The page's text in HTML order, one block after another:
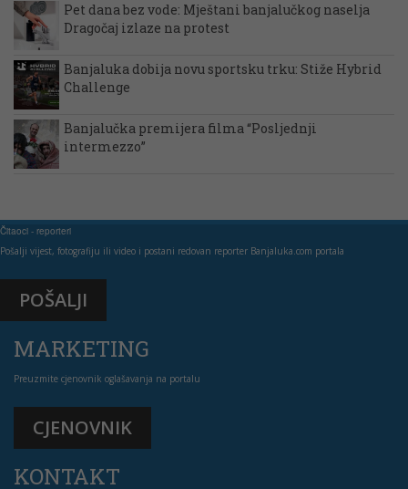
Pet dana bez vode: Mještani banjalučkog naselja
Dragočaj izlaze na protest
Banjaluka dobija novu sportsku trku: Stiže Hybrid
Challenge
Banjalučka premijera filma “Posljednji
intermezzo”
Čitaoci - reporteri
Pošalji vijest, fotografiju ili video i postani redovan reporter Banjaluka.com portala
POŠALJI
MARKETING
Preuzmite cjenovnik oglašavanja na portalu
CJENOVNIK
KONTAKT